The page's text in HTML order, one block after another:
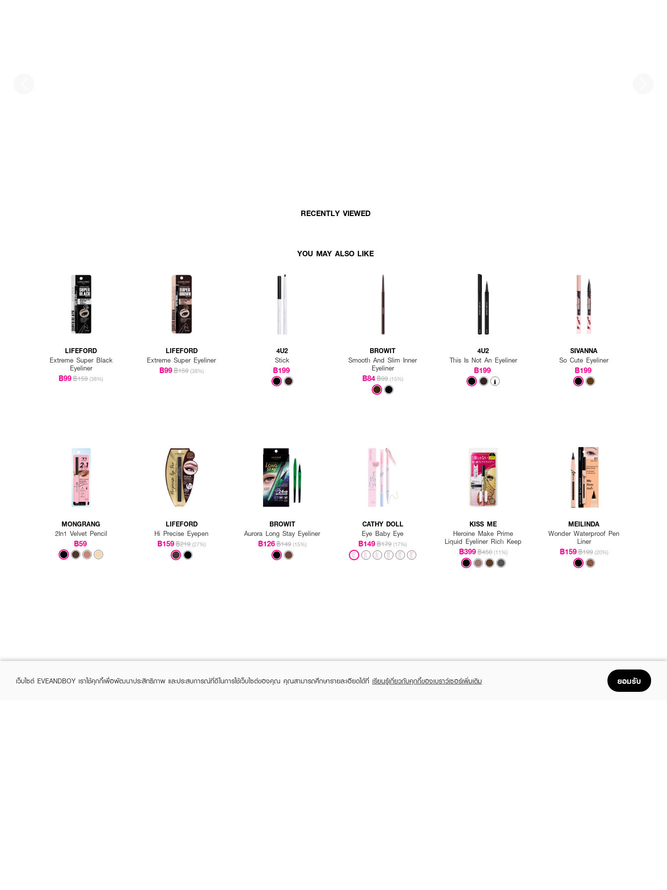
RECENTLY VIEWED
YOU MAY ALSO LIKE
LIFEFORD
Extreme Super Black
Eyeliner
฿99฿159 (38%)
LIFEFORD
Extreme Super Eyeliner
฿99฿159 (38%)
4U2
Stick
฿199
BROWIT
Smooth And Slim Inner
Eyeliner
฿84฿99 (15%)
4U2
This Is Not An Eyeliner
฿199
SIVANNA
So Cute Eyeliner
฿199
MONGRANG
2In1 Velvet Pencil
฿59
LIFEFORD
Hi Precise Eyepen
฿159฿219 (27%)
BROWIT
Aurora Long Stay Eyeliner
฿126฿149 (15%)
CATHY DOLL
Eye Baby Eye
฿149฿179 (17%)
KISS ME
Heroine Make Prime
Liquid Eyeliner Rich Keep
฿399฿450 (11%)
MEILINDA
Wonder Waterproof Pen
Liner
฿159฿199 (20%)
เว็บไซต์ EVEANDBOY เราใช้คุกกี้เพื่อพัฒนาประสิทธิภาพ และประสบการณ์ที่ดีในการใช้เว็บไซต์ของคุณ คุณสามารถศึกษารายละเอียดได้ที่ เรียนรู้เกี่ยวกับคุกกี้ของเบราว์เซอร์เพิ่มเติม ยอมรับ